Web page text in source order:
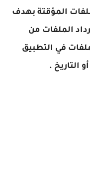
المؤقتة بهدف
الملفات من
في التطبيق
التاريخ .